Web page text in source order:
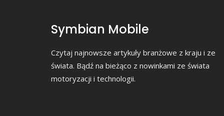
Symbian Mobile
Czytaj najnowsze artykuły branżowe z kraju i ze
świata. Bądź na bieżąco z nowinkami ze świata
motoryzacji i technologii.